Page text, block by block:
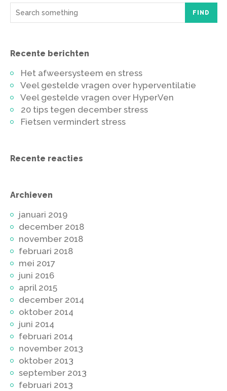
FIND
Recente berichten
Het afweersysteem en stress
Veel gestelde vragen over hyperventilatie
Veel gestelde vragen over HyperVen
20 tips tegen december stress
Fietsen vermindert stress
Recente reacties
Archieven
januari 2019
december 2018
november 2018
februari 2018
mei 2017
juni 2016
april 2015
december 2014
oktober 2014
juni 2014
februari 2014
november 2013
oktober 2013
september 2013
februari 2013